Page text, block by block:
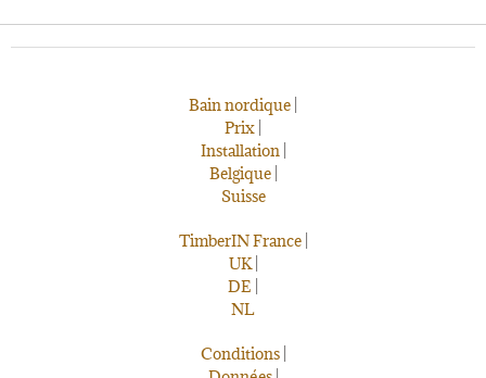
Bain nordique
Prix
Installation|
Belgique|
Suisse
TimberIN France|
UK|
DE
NL
Conditions|